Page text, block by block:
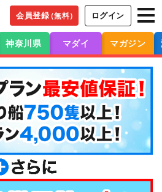
会員登録（無料） ログイン
神奈川県 マダイ マガジン